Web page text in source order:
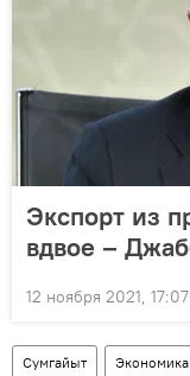
Экспорт из
вдвое –
12 ноября 2021, 17:07
Сумгайыт Экономика